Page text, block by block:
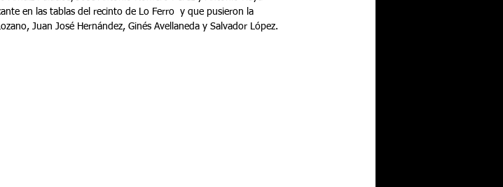
en las tablas del recinto de Lo Ferro  y que pusieron la
Juan José Hernández, Ginés Avellaneda y Salvador López.